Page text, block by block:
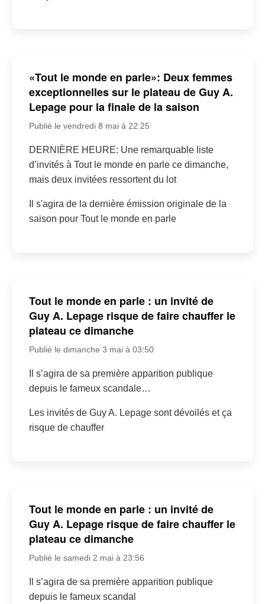
«Tout le monde en parle»: Deux femmes
exceptionnelles sur le plateau de Guy A.
Lepage pour la finale de la saison
Publié le vendredi 8 mai à 22:25
DERNIÈRE HEURE: Une remarquable liste
d’invités à Tout le monde en parle ce dimanche,
mais deux invitées ressortent du lot
Il s'agira de la dernière émission originale de la
saison pour Tout le monde en parle
Tout le monde en parle : un invité de
Guy A. Lepage risque de faire chauffer le
plateau ce dimanche
Publié le dimanche 3 mai à 03:50
Il s’agira de sa première apparition publique
depuis le fameux scandale…
Les invités de Guy A. Lepage sont dévoilés et ça
risque de chauffer
Tout le monde en parle : un invité de
Guy A. Lepage risque de faire chauffer le
plateau ce dimanche
Publié le samedi 2 mai à 23:56
Il s’agira de sa première apparition publique
depuis le fameux scandal